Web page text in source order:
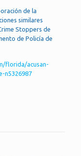
de la
similares
Stoppers de
de Policía de
florida/acusan-
n5326987